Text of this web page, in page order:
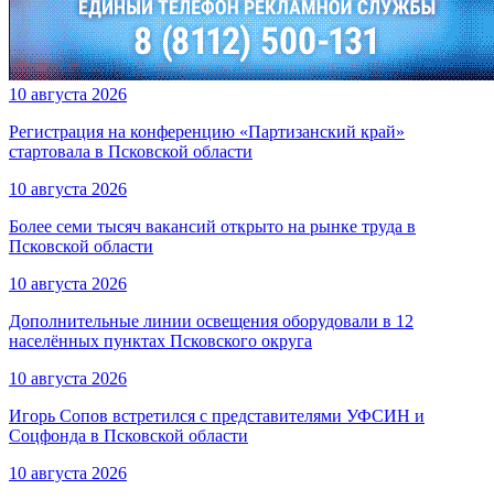
10 августа 2026
Регистрация на конференцию «Партизанский край»
стартовала в Псковской области
10 августа 2026
Более семи тысяч вакансий открыто на рынке труда в
Псковской области
10 августа 2026
Дополнительные линии освещения оборудовали в 12
населённых пунктах Псковского округа
10 августа 2026
Игорь Сопов встретился с представителями УФСИН и
Соцфонда в Псковской области
10 августа 2026